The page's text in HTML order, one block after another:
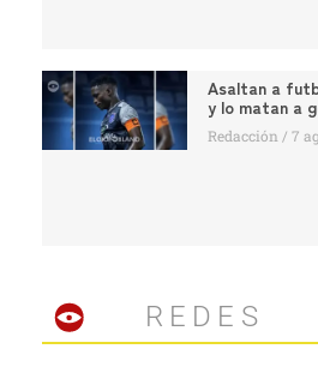
Asaltan a
y lo matan a
Redacción 7
REDES